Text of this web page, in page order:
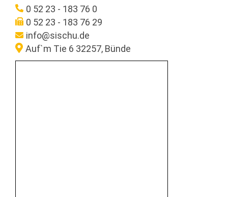
0 52 23 - 183 76 0
0 52 23 - 183 76 29
info@sischu.de
Auf`m Tie 6 32257, Bünde